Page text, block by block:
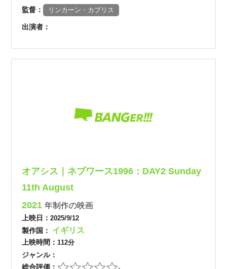
監督： リンカーン・カプリス
出演者：
オアシス｜ネブワース1996：DAY2 Sunday
11th August
2021年制作の映画
上映日：2025/9/12
製作国： イギリス
上映時間： 112分
ジャンル：
総合評価：